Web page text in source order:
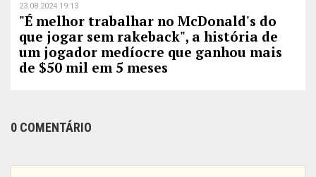
23.08.2024 19:13
"É melhor trabalhar no McDonald's do
que jogar sem rakeback", a história de
um jogador medíocre que ganhou mais
de $50 mil em 5 meses
0 COMENTÁRIO